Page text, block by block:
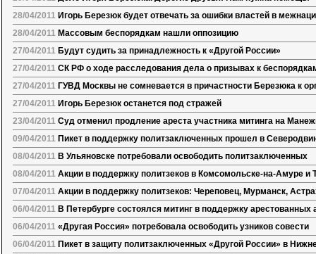
28/04/2011 Игорь Березюк будет отвечать за ошибки властей в
28/04/2011 Массовым беспорядкам нашли оппозицию
27/04/2011 Будут судить за принадлежность к «Другой России»
27/04/2011 СК РФ о ходе расследования дела о призывах к
27/04/2011 ГУВД Москвы не сомневается в причастности Березюка к
27/04/2011 Игорь Березюк останется под стражей
23/04/2011 Суд отменил продление ареста участника митинга на
09/04/2011 Пикет в поддержку политзаключенных прошел в
08/04/2011 В Ульяновске потребовали освободить политзаключенных
08/04/2011 Акции в поддержку политзеков в Комсомольске-на-Амуре и
07/04/2011 Акции в поддержку политзеков: Череповец, Мурманск,
06/04/2011 В Петербурге состоялся митинг в поддержку арестованных
06/04/2011 «Другая Россия» потребовала освободить узников совести
06/04/2011 Пикет в защиту политзаключенных «Другой России» в